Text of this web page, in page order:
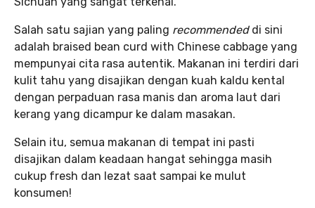
Salah satu sajian yang paling recommendeddi sini
adalah braised bean curd with Chinese cabbage yang
mempunyai cita rasa autentik. Makanan ini terdiri dari
kulit tahu yang disajikan dengan kuah kaldu kental
dengan perpaduan rasa manis dan aroma laut dari
kerang yang dicampur ke dalam masakan.
Selain itu, semua makanan di tempat ini pasti
disajikan dalam keadaan hangat sehingga masih
cukup fresh dan lezat saat sampai ke mulut
konsumen!